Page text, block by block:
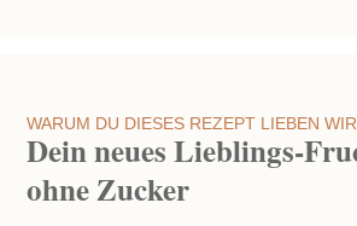
WARUM DU DIESES REZEPT LIEBEN
Dein neues Lieblings-
ohne Zucker